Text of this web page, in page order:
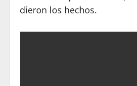
dieron los hechos.